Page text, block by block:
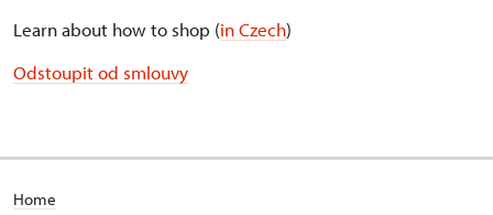
Learn about how to shop (in Czech)
Odstoupit od smlouvy
Home